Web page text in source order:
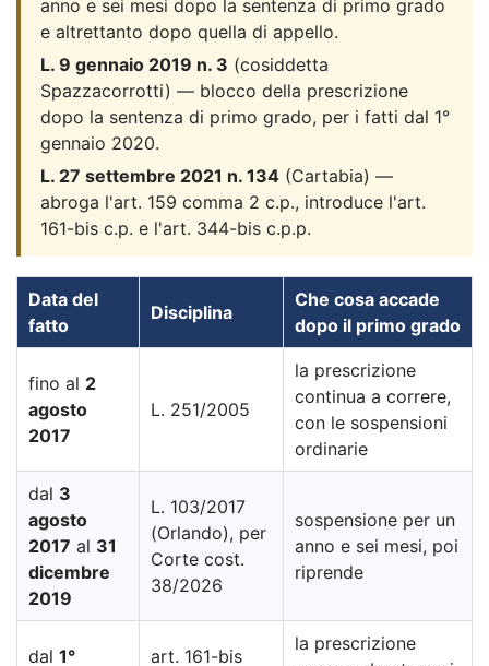
anno e sei mesi dopo la sentenza di primo grado
e altrettanto dopo quella di appello.
L. 9 gennaio 2019 n. 3 (cosiddetta
Spazzacorrotti) — blocco della prescrizione
dopo la sentenza di primo grado, per i fatti dal 1°
gennaio 2020.
L. 27 settembre 2021 n. 134 (Cartabia) —
abroga l'art. 159 comma 2 c.p., introduce l'art.
161-bis c.p. e l'art. 344-bis c.p.p.
Data del
fatto
Disciplina
Che cosa accade
dopo il primo grado
fino al 2
agosto
2017
L. 251/2005
la prescrizione
continua a correre,
con le sospensioni
ordinarie
dal 3
agosto
2017 al 31
dicembre
2019
L. 103/2017
(Orlando), per
Corte cost.
38/2026
sospensione per un
anno e sei mesi, poi
riprende
dal 1°
art. 161-bis
la prescrizione